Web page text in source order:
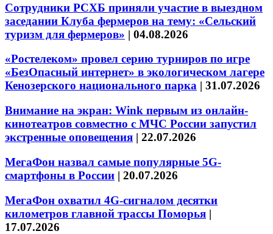
Сотрудники РСХБ приняли участие в выездном
заседании Клуба фермеров на тему: «Сельский
туризм для фермеров» | 04.08.2026
«Ростелеком» провел серию турниров по игре
«БезОпасный интернет» в экологическом лагере
Кенозерского национального парка | 31.07.2026
Внимание на экран: Wink первым из онлайн-
кинотеатров совместно с МЧС России запустил
экстренные оповещения | 22.07.2026
МегаФон назвал самые популярные 5G-
смартфоны в России | 20.07.2026
МегаФон охватил 4G-сигналом десятки
километров главной трассы Поморья |
17.07.2026